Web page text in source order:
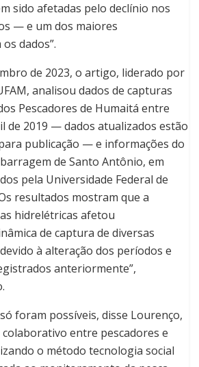
sido afetadas pelo declínio nos
— e um dos maiores
dados”.
de 2023, o artigo, liderado por
analisou dados de capturas
Pescadores de Humaitá entre
de 2019 — dados atualizados estão
publicação — e informações do
de Santo Antônio, em
pela Universidade Federal de
resultados mostram que a
hidrelétricas afetou
de captura de diversas
à alteração dos períodos e
anteriormente”,
foram possíveis, disse Lourenço,
entre pescadores e
o método tecnologia social